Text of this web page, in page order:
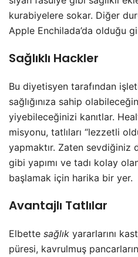
kurabiyelere sokar. Diğer
Apple Enchilada’da olduğu
Sağlıklı Hackler
Bu diyetisyen tarafından
sağlığınıza sahip
yiyebileceğinizi kanıtlar.
misyonu, tatlıları “lezzetli
yapmaktır. Zaten sevdiğiniz
gibi yapımı ve tadı kolay
başlamak için harika bir yer.
Avantajlı Tatlılar
Elbette sağlık yararlarını
püresi, kavrulmuş